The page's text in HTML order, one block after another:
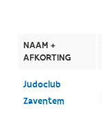
NAAM +
AFKORTING
Judoclub
Zaventem